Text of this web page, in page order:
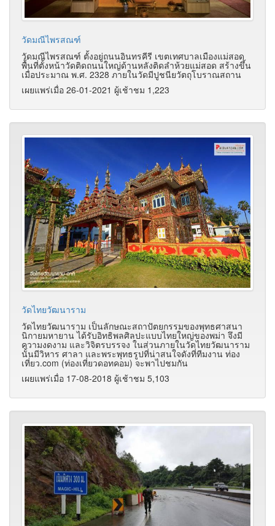
วัดมณีไพรสณฑ์
วัดมณีไพรสณฑ์ ตั้งอยู่ถนนอินทรคีรี เขตเทศบาลเมืองแม่สอด
พื้นที่ตั้งหน้าวัดติดถนนใหญ่ด้านหลังติดลำห้วยแม่สอด สร้างขึ้น
เมื่อประมาณ พ.ศ. 2328 ภายในวัดมีปูชนียวัตถุโบราณสถาน
เผยแพร่เมื่อ 26-01-2021 ผู้เช้าชม 1,223
วัดไทยวัฒนาราม
วัดไทยวัฒนาราม เป็นลักษณะสถาปัตยกรรมของพุทธศาสนา
นิกายมหายาน ได้รับอิทธิพลศิลปะแบบไทยใหญ่ของพม่า จึงมี
ความงดงาม และวิจิตรบรรจง ในส่วนภายในวัดไทยวัฒนาราม
นั้นมีวิหาร ศาลา และพระพุทธรูปที่น่าสนใจดังที่ทีมงาน ท่อง
เที่ยว.com (ท่องเที่ยวดอทคอม) จะพาไปชมกัน
เผยแพร่เมื่อ 17-08-2018 ผู้เช้าชม 5,103